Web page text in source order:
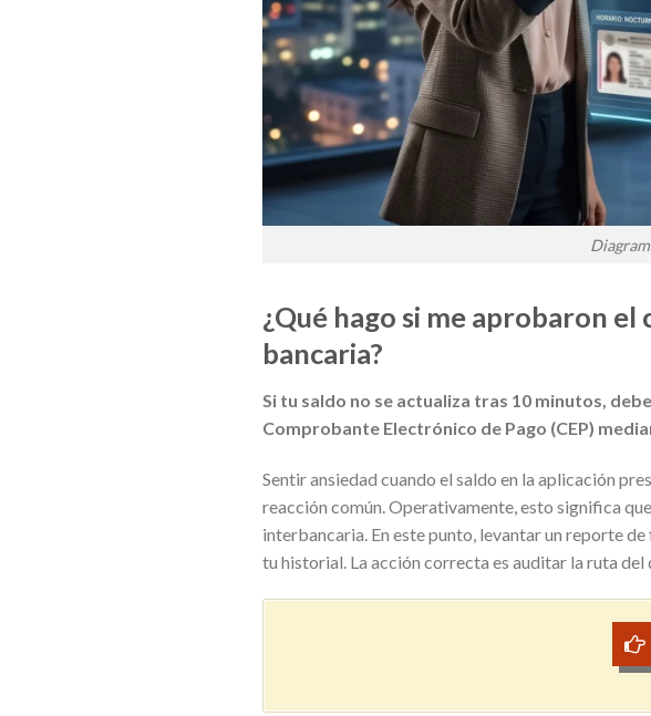
¿Qué hago si me aprobaron
bancaria?
Si tu saldo no se actualiza tras 10 minutos,
Comprobante Electrónico de Pago (CEP)
Sentir ansiedad cuando el saldo en la aplicación
reacción común. Operativamente, esto significa
interbancaria. En este punto, levantar un reporte
tu historial. La acción correcta es auditar la ruta del